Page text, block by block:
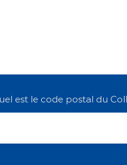
est le code postal du